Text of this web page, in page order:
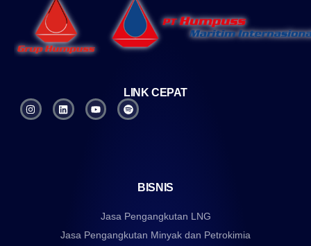
LINK CEPAT
BISNIS
Jasa Pengangkutan LNG
Jasa Pengangkutan Minyak dan Petrokimia